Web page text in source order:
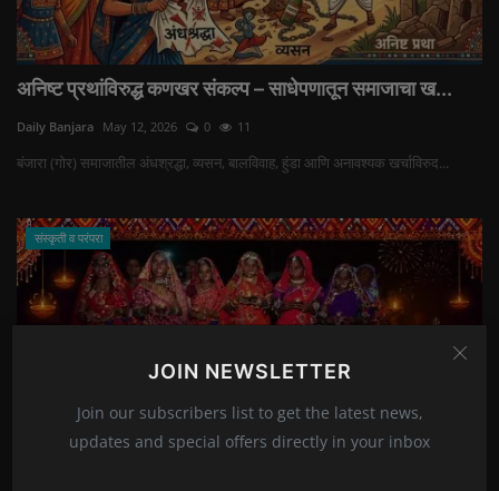
JOIN NEWSLETTER
Join our subscribers list to get the latest news,
updates and special offers directly in your inbox
अनिष्ट प्रथांविरुद्ध कणखर संकल्प – साधेपणातून समाजाचा ख...
Daily Banjara May 12, 2026 0 11
बंजारा (गोर) समाजातील अंधश्रद्धा, व्यसन, बालविवाह, हुंडा आणि अनावश्यक खर्चाविरुद...
संस्कृती व परंपरा